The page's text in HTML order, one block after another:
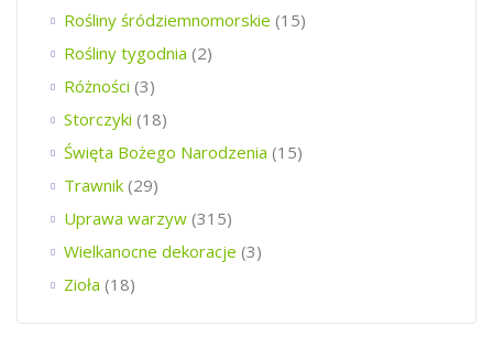
Rośliny śródziemnomorskie (15)
Rośliny tygodnia (2)
Różności (3)
Storczyki (18)
Święta Bożego Narodzenia (15)
Trawnik (29)
Uprawa warzyw (315)
Wielkanocne dekoracje (3)
Zioła (18)